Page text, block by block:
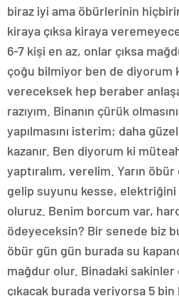
biraz iyi ama öbürlerinin
kiraya çıksa kiraya
6-7 kişi en az, onlar çıksa
çoğu bilmiyor ben de diyorum
vereceksek hep beraber
razıyım. Binanın çürük
yapılmasını isterim; daha
kazanır. Ben diyorum ki
yaptıralım, verelim. Yarın
gelip suyunu kesse,
oluruz. Benim borcum var,
ödeyeceksin? Bir senede biz
öbür gün gün burada su
mağdur olur. Binadaki sakinler
çıkacak burada veriyorsa 5